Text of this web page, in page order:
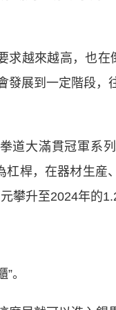
越來越高，也在
發展到一定階段，
大滿貫冠軍系
桿，在器材生産
攀升至2024年的
。